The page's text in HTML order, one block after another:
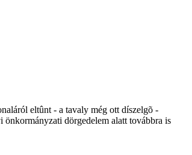
eltûnt - a tavaly még ott díszelgõ -
dörgedelem alatt továbbra is